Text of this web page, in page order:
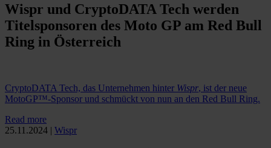
Wispr und CryptoDATA Tech werden
Titelsponsoren des Moto GP am Red Bull
Ring in Österreich
CryptoDATA Tech, das Unternehmen hinter Wispr, ist der neue
MotoGP™-Sponsor und schmückt von nun an den Red Bull Ring.
Read more
25.11.2024 | Wispr